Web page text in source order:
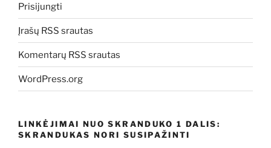
Prisijungti
Įrašų RSS srautas
Komentarų RSS srautas
WordPress.org
LINKĖJIMAI NUO SKRANDUKO 1 DALIS:
SKRANDUKAS NORI SUSIPAŽINTI